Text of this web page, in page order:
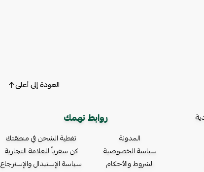
العودة إلى أعلى
روابط تهمك
المدونة
سياسة الخصوصية
الشروط والأحكام
تغطية الشحن في منطقتك
كن سفرياً للعلامة التجارية
سياسة الإستبدال والإسترجاع